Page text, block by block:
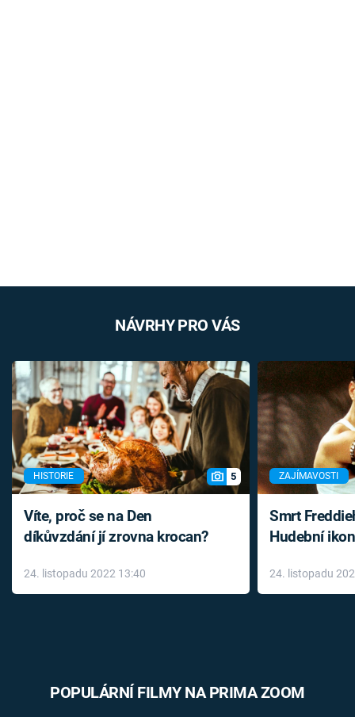
NÁVRHY PRO VÁS
HISTORIE 5
Víte, proč se na Den
díkůvzdání jí zrovna krocan?
24. listopadu 2022 13:40
ZAJÍMAVOSTI
Smrt
Hudební
léky
24. listopadu
POPULÁRNÍ FILMY NA PRIMA ZOOM